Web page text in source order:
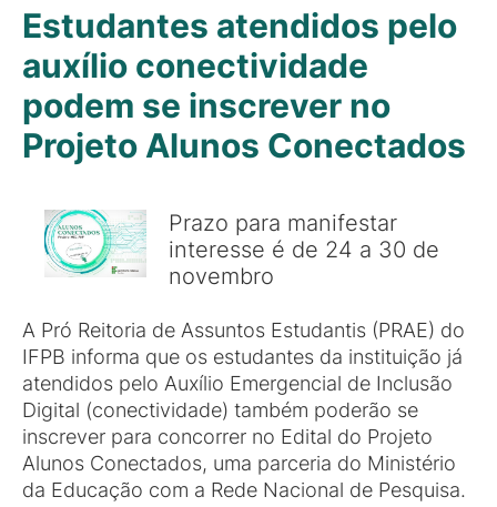
Estudantes atendidos pelo
auxílio conectividade
podem se inscrever no
Projeto Alunos Conectados
Prazo para manifestar
interesse é de 24 a 30 de
novembro
A Pró Reitoria de Assuntos Estudantis (PRAE) do
IFPB informa que os estudantes da instituição já
atendidos pelo Auxílio Emergencial de Inclusão
Digital (conectividade) também poderão se
inscrever para concorrer no Edital do Projeto
Alunos Conectados, uma parceria do Ministério
da Educação com a Rede Nacional de Pesquisa.